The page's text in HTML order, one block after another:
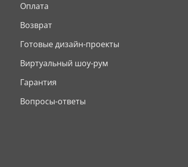
Оплата
Возврат
Готовые дизайн-проекты
Виртуальный шоу-рум
Гарантия
Вопросы-ответы